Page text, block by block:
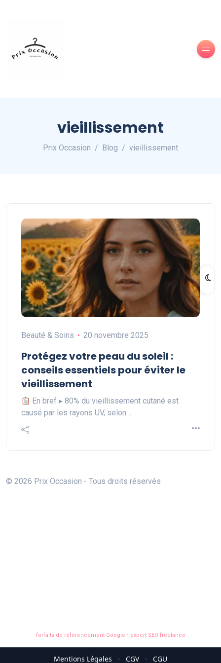
vieillissement
Prix Occasion Blog vieillissement
Beauté & Soins 20 novembre 2025
Protégez votre peau du soleil :
conseils essentiels pour éviter le
vieillissement
En bref ▸ 80% du vieillissement cutané est
causé par les rayons UV, selon…
© 2026 Prix Occasion - Tous droits réservés
forfaits de référencement Google • expert SEO freelance
Mentions Légales · CGV · CGU